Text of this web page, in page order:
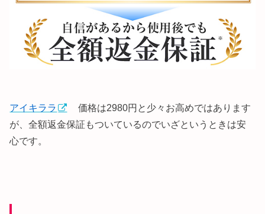
アイキララ
価格は2980円と少々お高めではあります
が、全額返金保証もついているのでいざというときは安
心です。